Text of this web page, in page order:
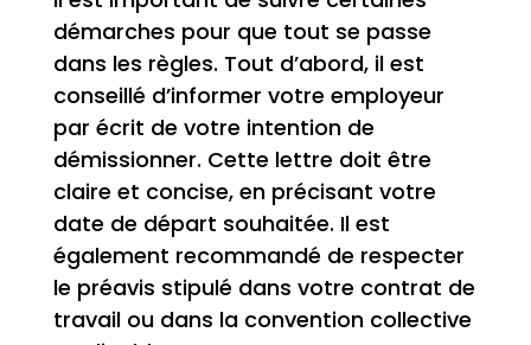
démarches pour que tout se passe
dans les règles. Tout d’abord, il est
conseillé d’informer votre employeur
par écrit de votre intention de
démissionner. Cette lettre doit être
claire et concise, en précisant votre
date de départ souhaitée. Il est
également recommandé de respecter
le préavis stipulé dans votre contrat de
travail ou dans la convention collective